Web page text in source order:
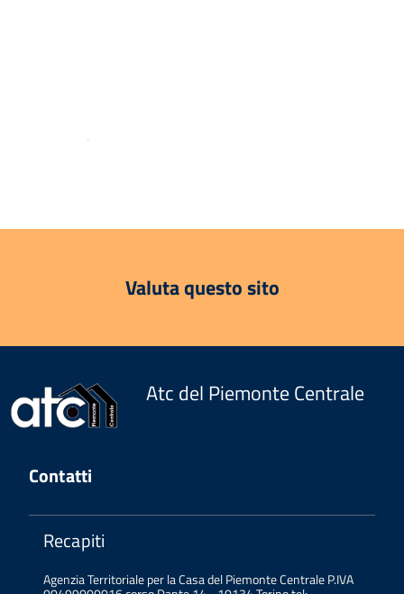
.
Valuta questo sito
Atc del Piemonte Centrale
Contatti
Recapiti
Agenzia Territoriale per la Casa del Piemonte Centrale P.IVA